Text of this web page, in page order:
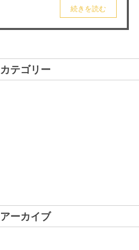
続きを読む
カテゴリー
アーカイブ